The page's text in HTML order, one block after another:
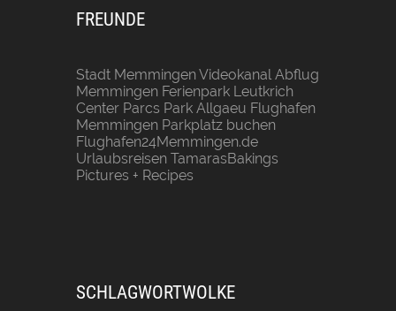
FREUNDE
Stadt MemmingenVideokanal Abflug
Memmingen Ferienpark Leutkrich
Center Parcs Park Allgaeu Flughafen
Memmingen Parkplatz buchen
Flughafen24Memmingen.de
Urlaubsreisen TamarasBakings
Pictures + Recipes
SCHLAGWORTWOLKE